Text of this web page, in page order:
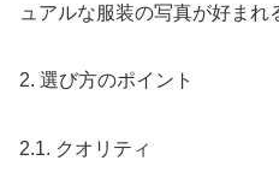
ュアルな服装の写真が好まれ
2. 選び方のポイント
2.1. クオリティ